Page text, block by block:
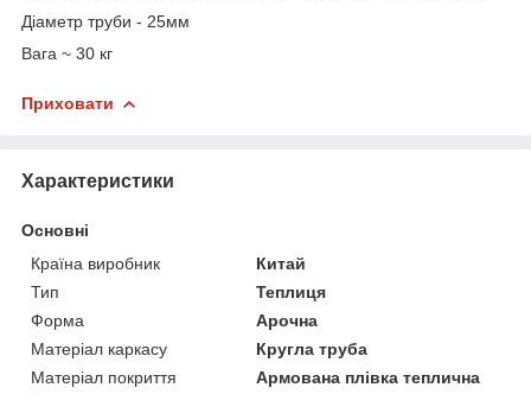
Діаметр труби - 25мм
Вага ~ 30 кг
Приховати
Характеристики
Основні
Країна виробник
Китай
Тип
Теплиця
Форма
Арочна
Матеріал каркасу
Кругла труба
Матеріал покриття
Армована плівка теплична